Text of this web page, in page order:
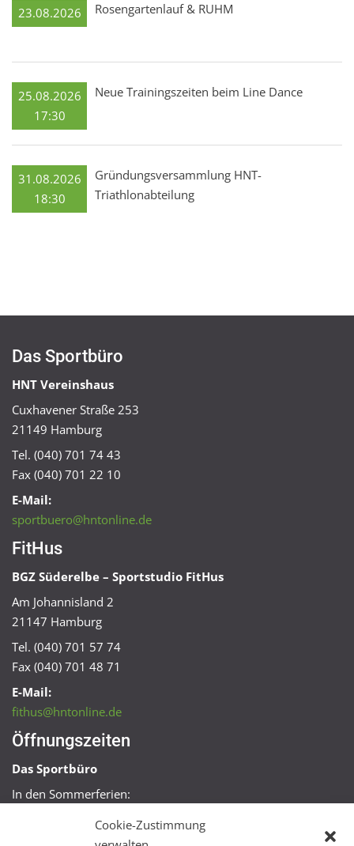
Cookie-Zustimmung
23.08.2026 Rosengartenlauf & RUHM
25.08.2026
17:30
Neue Trainingszeiten beim Line Dance
31.08.2026
18:30
Gründungsversammlung HNT-
Triathlonabteilung
Das Sportbüro
HNT Vereinshaus
Cuxhavener Straße 253
21149 Hamburg
Tel. (040) 701 74 43
Fax (040) 701 22 10
E-Mail:
sportbuero@hntonline.de
FitHus
BGZ Süderelbe – Sportstudio FitHus
Am Johannisland 2
21147 Hamburg
Tel. (040) 701 57 74
Fax (040) 701 48 71
E-Mail:
fithus@hntonline.de
Öffnungszeiten
Das Sportbüro
In den Sommerferien:
Mo + Mi 16:00 – 18:00 Uhr